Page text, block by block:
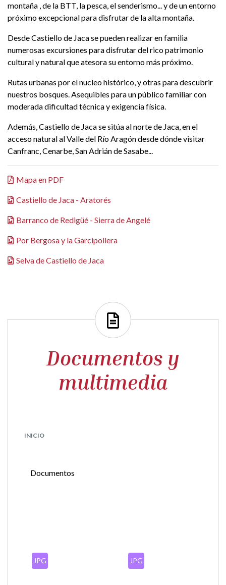
montaña , de la BTT, la pesca, el senderismo... y de un entorno
próximo excepcional para disfrutar de la alta montaña.
Desde Castiello de Jaca se pueden realizar en familia
numerosas excursiones para disfrutar del rico patrimonio
cultural y natural que atesora su entorno más próximo.
Rutas urbanas por el nucleo histórico, y otras para descubrir
nuestros bosques. Asequibles para un público familiar con
moderada dificultad técnica y exigencia física.
Además, Castiello de Jaca se sitúa al norte de Jaca, en el
acceso natural al Valle del Río Aragón desde dónde visitar
Canfranc, Cenarbe, San Adrián de Sasabe...
Mapa en PDF
Castiello de Jaca - Aratorés
Barranco de Redigüé - Sierra de Angelé
Por Bergosa y la Garcipollera
Selva de Castiello de Jaca
Documentos y
multimedia
INICIO
Documentos
JPG JPG